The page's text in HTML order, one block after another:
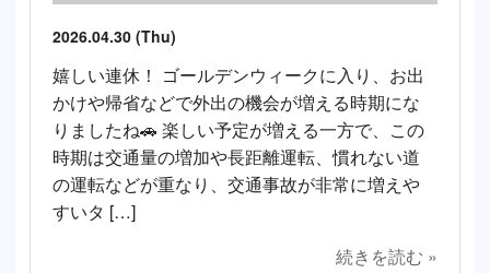
2026.04.30 (Thu)
嬉しい連休！ ゴールデンウィークに入り、お出
かけや帰省などで外出の機会が増える時期にな
りましたね🚗 楽しい予定が増える一方で、この
時期は交通量の増加や長距離運転、慣れない道
の運転などが重なり、交通事故が非常に増えや
すいタ […]
続きを読む »